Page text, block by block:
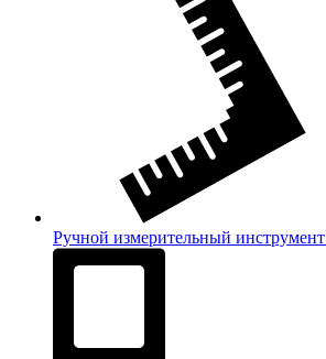
Ручной измерительный инструмент